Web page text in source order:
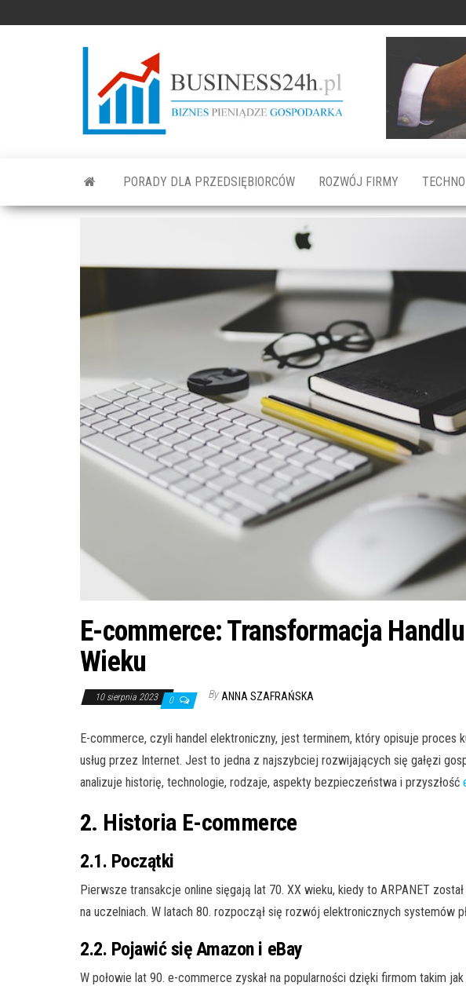
PORADY DLA PRZEDSIĘBIORCÓW ROZWÓJ FIRMY
E-commerce: Transformacja
Wieku
10 sierpnia 2023 0 By ANNA SZAFRAŃSKA
E-commerce, czyli handel elektroniczny, jest terminem, który opisuje proces
usług przez Internet. Jest to jedna z najszybciej rozwijających się gałęzi
analizuje historię, technologie, rodzaje, aspekty bezpieczeństwa i przyszłość
2. Historia E-commerce
2.1. Początki
Pierwsze transakcje online sięgają lat 70. XX wieku, kiedy to ARPANET
na uczelniach. W latach 80. rozpoczął się rozwój elektronicznych systemów
2.2. Pojawić się Amazon i eBay
W połowie lat 90. e-commerce zyskał na popularności dzięki firmom takim